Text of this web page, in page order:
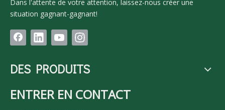
Dans l'attente de votre attention, laissez-nous créer une
situation gagnant-gagnant!
DES PRODUITS
ENTRER EN CONTACT